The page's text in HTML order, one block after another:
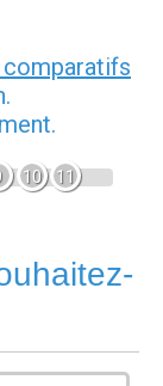
10 11